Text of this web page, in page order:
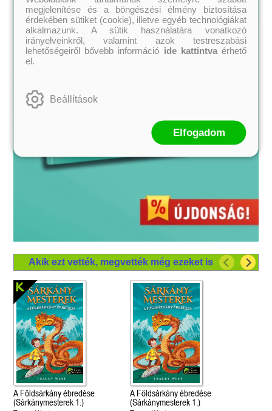
Akik ezt vették, megvették még ezeket is
A Földsárkány ébredése
(Sárkánymesterek 1.)
A Földsárkány ébredése
(Sárkánymesterek 1.)
megjelenítése és a böngészési élmény biztosítása
érdekében sütiket (cookie), illetve egyéb technológiákat
alkalmazunk. A sütik használatára vonatkozó
irányelveinkről, valamint azok testreszabási
lehetőségeiről bővebb információ ide kattintvaérhető
el.
Beállítások
Elfogadom